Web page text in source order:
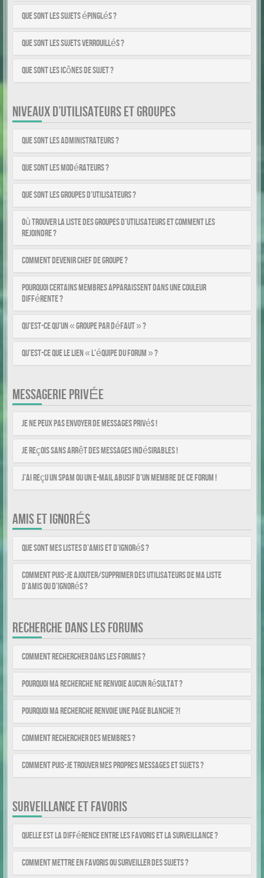
Que sont les sujets épinglés ?
Que sont les sujets verrouillés ?
Que sont les icônes de sujet ?
NIVEAUX D’UTILISATEURS ET GROUPES
Que sont les administrateurs ?
Que sont les modérateurs ?
Que sont les groupes d’utilisateurs ?
Où trouver la liste des groupes d’utilisateurs et comment les
rejoindre ?
Comment devenir chef de groupe ?
Pourquoi certains membres apparaissent dans une couleur
différente ?
Qu’est-ce qu’un « Groupe par défaut » ?
Qu’est-ce que le lien « L’équipe du forum » ?
MESSAGERIE PRIVÉE
Je ne peux pas envoyer de messages privés !
Je reçois sans arrêt des messages indésirables !
J’ai reçu un spam ou un e-mail abusif d’un membre de ce forum !
AMIS ET IGNORÉS
Que sont mes listes d’amis et d’ignorés ?
Comment puis-je ajouter/supprimer des utilisateurs de ma liste
d’amis ou d’ignorés ?
RECHERCHE DANS LES FORUMS
Comment rechercher dans les forums ?
Pourquoi ma recherche ne renvoie aucun résultat ?
Pourquoi ma recherche renvoie une page blanche ?!
Comment rechercher des membres ?
Comment puis-je trouver mes propres messages et sujets ?
SURVEILLANCE ET FAVORIS
Quelle est la différence entre les favoris et la surveillance ?
Comment mettre en favoris ou surveiller des sujets ?